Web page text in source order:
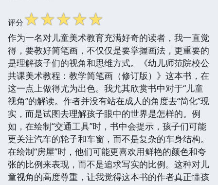
评分☆☆☆☆☆
作为一名对儿童美术教育充满好奇的读者，我一直觉
得，要教好简笔画，不仅仅是要掌握画法，更重要的
是理解孩子们的视角和思维方式。《幼儿师范院校公
共课美术教程：教学简笔画（修订版）》这本书，在
这一点上做得尤为出色。我尤其欣赏书中对于“儿童
视角”的解读。作者并没有站在成人的角度去“简化”现
实，而是试图去理解孩子眼中的世界是怎样的。例
如，在绘制“交通工具”时，书中会提示，孩子们可能
更关注汽车的轮子和车窗，而不是复杂的车身结构。
在绘制“房屋”时，他们可能更喜欢用鲜艳的颜色和夸
张的比例来表现，而不是追求写实的比例。这种对儿
童视角的高度尊重，让我觉得这本书的作者真正懂孩